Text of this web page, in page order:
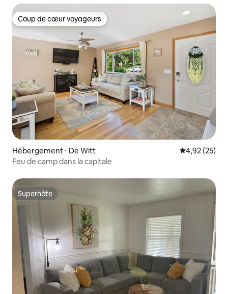
Coup de cœur voyageurs
Coup de cœur voyageurs
Hébergement ⋅ De Witt Évaluation
4,92 (25)
Feu de camp dans la capitale
Superhôte
Superhôte